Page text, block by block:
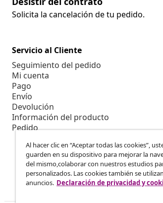
Solicita la cancelación de tu pedido.
Servicio al Cliente
Seguimiento del pedido
Mi cuenta
Pago
Envío
Devolución
Información del producto
Pedido
Al hacer clic en “Aceptar todas las cookies”,
guarden en su dispositivo para mejorar la
del mismo,colaborar con nuestros estudios
personalizados. Las cookies también se
anuncios. Declaración de privacidad y